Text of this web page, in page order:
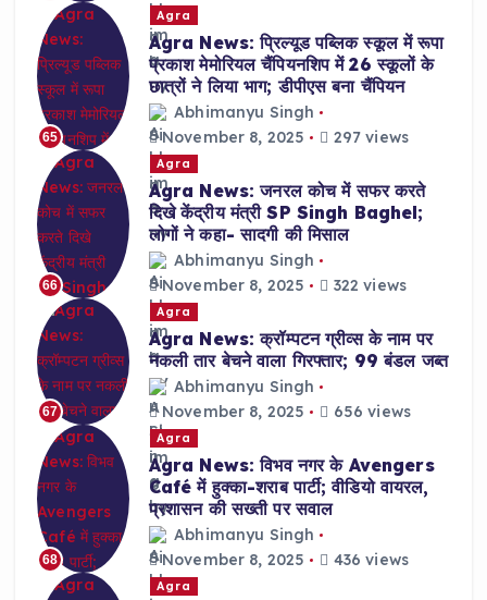
65
Agra
Agra News: प्रिल्यूड पब्लिक स्कूल में रूपा
प्रकाश मेमोरियल चैंपियनशिप में 26 स्कूलों के
छात्रों ने लिया भाग; डीपीएस बना चैंपियन
Abhimanyu Singh
November 8, 2025
297 views
66
Agra
Agra News: जनरल कोच में सफर करते
दिखे केंद्रीय मंत्री SP Singh Baghel;
लोगों ने कहा- सादगी की मिसाल
Abhimanyu Singh
November 8, 2025
322 views
67
Agra
Agra News: क्रॉम्पटन ग्रीव्स के नाम पर
नकली तार बेचने वाला गिरफ्तार; 99 बंडल जब्त
Abhimanyu Singh
November 8, 2025
656 views
68
Agra
Agra News: विभव नगर के Avengers
Café में हुक्का-शराब पार्टी; वीडियो वायरल,
प्रशासन की सख्ती पर सवाल
Abhimanyu Singh
November 8, 2025
436 views
Agra